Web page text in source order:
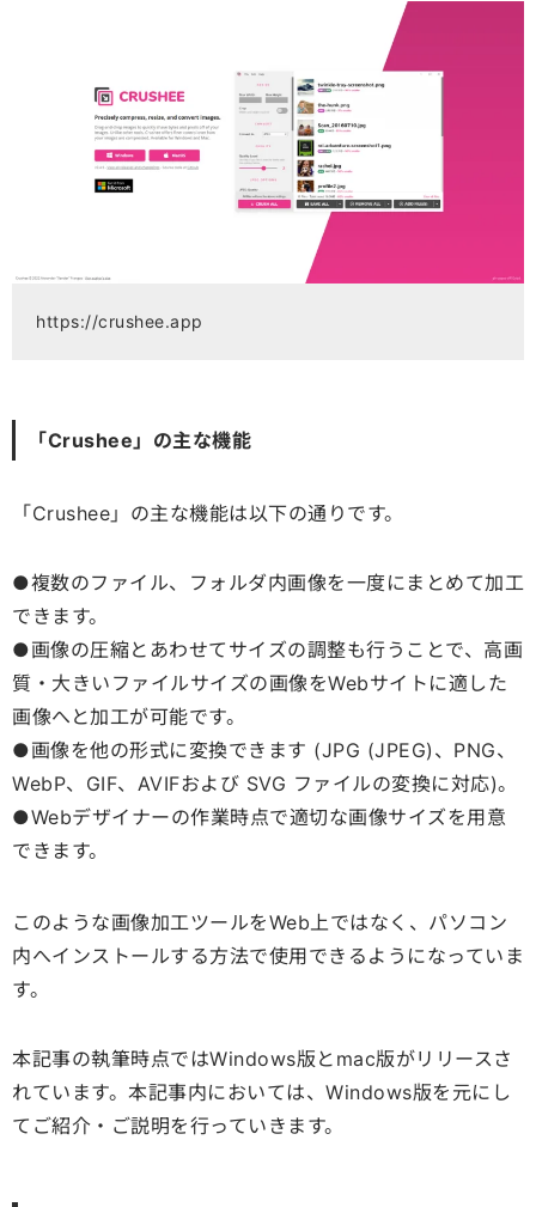
https://crushee.app
「Crushee」の主な機能
「Crushee」の主な機能は以下の通りです。
●複数のファイル、フォルダ内画像を一度にまとめて加工
できます。
●画像の圧縮とあわせてサイズの調整も行うことで、高画
質・大きいファイルサイズの画像をWebサイトに適した
画像へと加工が可能です。
●画像を他の形式に変換できます (JPG (JPEG)、PNG、
WebP、GIF、AVIFおよび SVG ファイルの変換に対応)。
●Webデザイナーの作業時点で適切な画像サイズを用意
できます。
このような画像加工ツールをWeb上ではなく、パソコン
内へインストールする方法で使用できるようになっていま
す。
本記事の執筆時点ではWindows版とmac版がリリースさ
れています。本記事内においては、Windows版を元にし
てご紹介・ご説明を行っていきます。